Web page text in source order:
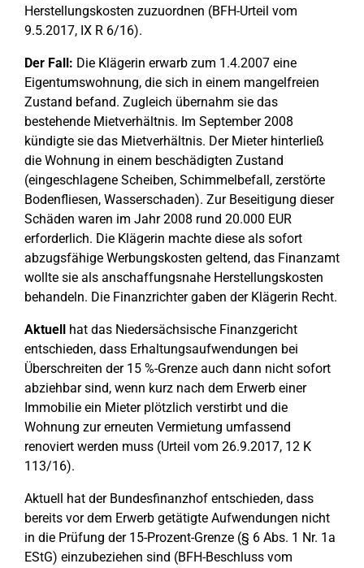
Herstellungskosten zuzuordnen (BFH-Urteil vom
9.5.2017, IX R 6/16).
Der Fall: Die Klägerin erwarb zum 1.4.2007 eine
Eigentumswohnung, die sich in einem mangelfreien
Zustand befand. Zugleich übernahm sie das
bestehende Mietverhältnis. Im September 2008
kündigte sie das Mietverhältnis. Der Mieter hinterließ
die Wohnung in einem beschädigten Zustand
(eingeschlagene Scheiben, Schimmelbefall, zerstörte
Bodenfliesen, Wasserschaden). Zur Beseitigung dieser
Schäden waren im Jahr 2008 rund 20.000 EUR
erforderlich. Die Klägerin machte diese als sofort
abzugsfähige Werbungskosten geltend, das Finanzamt
wollte sie als anschaffungsnahe Herstellungskosten
behandeln. Die Finanzrichter gaben der Klägerin Recht.
Aktuell hat das Niedersächsische Finanzgericht
entschieden, dass Erhaltungsaufwendungen bei
Überschreiten der 15 %-Grenze auch dann nicht sofort
abziehbar sind, wenn kurz nach dem Erwerb einer
Immobilie ein Mieter plötzlich verstirbt und die
Wohnung zur erneuten Vermietung umfassend
renoviert werden muss (Urteil vom 26.9.2017, 12 K
113/16).
Aktuell hat der Bundesfinanzhof entschieden, dass
bereits vor dem Erwerb getätigte Aufwendungen nicht
in die Prüfung der 15-Prozent-Grenze (§ 6 Abs. 1 Nr. 1a
EStG) einzubeziehen sind (BFH-Beschluss vom